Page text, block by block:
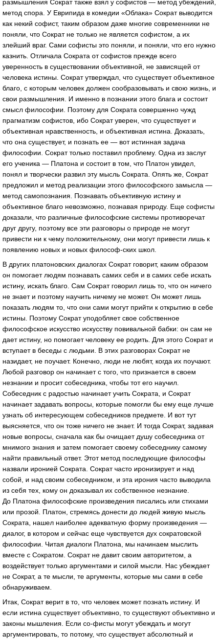
размышления Сократ также взял у софистов — метод убеждений,
метод спора. У Еврипида в комедии «Облака» Сократ выводится
как некий софист, таким образом даже многие современники не
поняли, что Сократ не только не является софистом, а их
злейший враг. Сами софисты это поняли, и поняли, что его нужно
казнить. Отличала Сократа от софистов прежде всего
уверенность в существовании объективной, не зависящей от
человека истины. Сократ утверждал, что существует объективное
благо, с которым человек должен сообразовывать и свою жизнь, и
свои размышления. И именно в познании этого блага и состоит
смысл философии. Поэтому для Сократа совершенно чужд
прагматизм софистов, ибо Сократ уверен, что существует и
объективная нравственность, и объективная истина. Доказать,
что она существует, и познать ее — вот истинная задача
философии. Сократ только поставил проблему. Одна из заслуг
его ученика — Платона и состоит в том, что Платон увидел,
понял и творчески развил эту мысль Сократа. Опять же, Сократ
предложил и метод реализации этого философского замысла —
метод самопознания. Познавать объективную истину и
объективное благо невозможно, познавая природу. Еще софисты
доказали, что различные философские системы противоречат
друг другу, поэтому все эти разговоры о природе не могут
привести ни к чему положительному, они могут привести лишь к
появлению новых и новых философ-ских школ.
В других платоновских диалогах Сократ говорит, каким образом
он помогает людям познавать самих себя и в самих себе искать
истину, искать благо. Сам Сократ говорил лишь то, что он ничего
не знает и поэтому научить ничему не может. Он может лишь
показать людям то, что они сами могут прийти к открытию в себе
истины. Поэтому Сократ уподобляет свое собственное
философское искусство искусству повивальной бабки: он сам не
дает истину, но помогает человеку ее родить. Для этого Сократ и
вступает в беседы с людьми. В этих разговорах Сократ не
назидает, не поучает. Конечно, люди не любят, когда их поучают.
Любой разговор он начинает с того, что признается в своем
незнании и просит собеседника, чтобы тот его научил.
Собеседник с радостью начинает учить Сократа, и Сократ
начинает задавать вопросы, которые помогли бы ему еще лучше
узнать об интересующем собеседников предмете. И вот тут
выясняется, что он тоже ничего не знает. И тогда Сократ, задавая
новые вопросы, сначала как бы очищает душу собеседника от
мнимого знания и затем помогает своему собеседнику самому
найти правильный ответ. Этот метод последующие философы
назвали иронией Сократа. Сократ часто иронизирует и над
собой, и над своим собеседником, и эта ирония часто выводила
из себя тех, кому он доказывал их собственное незнание.
До Платона философские произведения писались или стихами
или прозой. Платон, стремясь донести до людей живую мысль
Сократа, нашел наиболее адекватную форму произведения —
диалог, в котором и сейчас еще чувствуется дух сократовской
философии. Читая диалоги Платона, мы начинаем мыслить
вместе с Сократом. Сократ не давит своим авторитетом, а
воздействует только аргументами и силой мысли. Нас убеждает
не Сократ, а те мысли, те аргументы, которые мы сами в себе
обнаруживаем.
Итак, Сократ верит в то, что человек может познать истину. И
если истина существует объективно, то существуют объективно и
законы мышления. Если со-фисты могут убеждать и могут
аргументировать, то потому, что существует абсолютный и